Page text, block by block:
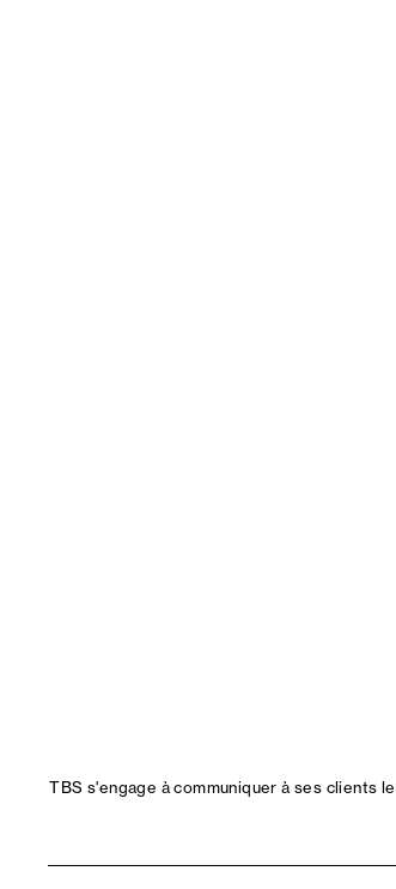
TBS s'engage à communiquer à ses clients